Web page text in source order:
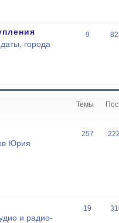
города
9
Темы
Юрия
257
и радио-
19